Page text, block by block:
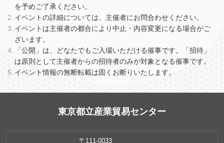
を予めご了承ください。
イベントの詳細については、主催者にお問合わせください。
イベントは主催者の都合により中止・内容変更になる場合がご
ざいます。
「公開」は、どなたでもご入場いただける催事です。「招待」
は原則として主催者からの招待者のみが対象となる催事です。
イベント情報の無断転載は固くお断りいたします。
東京都立産業貿易センター
〒111-0033